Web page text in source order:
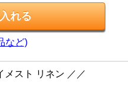
など)
メスト リネン ／／